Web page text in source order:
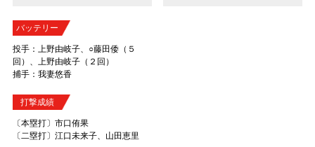
バッテリー
投手：上野由岐子、○藤田倭（５
回）、上野由岐子（２回）
捕手：我妻悠香
打撃成績
〔本塁打〕市口侑果
〔二塁打〕江口未来子、山田恵里